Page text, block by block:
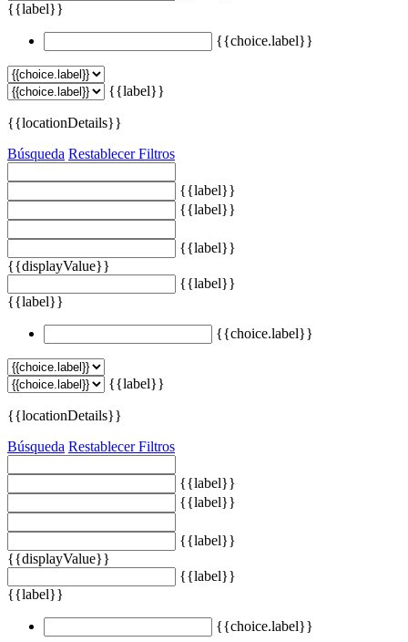
{{label}}
{{choice.label}}
{{label}}
{{locationDetails}}
Búsqueda Restablecer Filtros
{{label}}
{{label}}
{{label}}
{{displayValue}}
{{label}}
{{label}}
{{choice.label}}
{{label}}
{{locationDetails}}
Búsqueda Restablecer Filtros
{{label}}
{{label}}
{{label}}
{{displayValue}}
{{label}}
{{label}}
{{choice.label}}